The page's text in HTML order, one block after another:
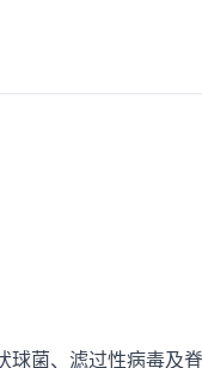
菌、滤过性病毒及脊